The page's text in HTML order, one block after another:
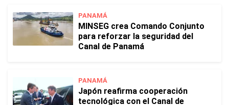
PANAMÁ
MINSEG crea Comando Conjunto
para reforzar la seguridad del
Canal de Panamá
PANAMÁ
Japón reafirma cooperación
tecnológica con el Canal de